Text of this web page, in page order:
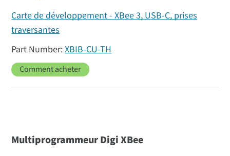
Carte de développement - XBee 3, USB-C, prises
traversantes
XBIB-CU-TH
Comment acheter
MultiprogrammeurDigi XBee